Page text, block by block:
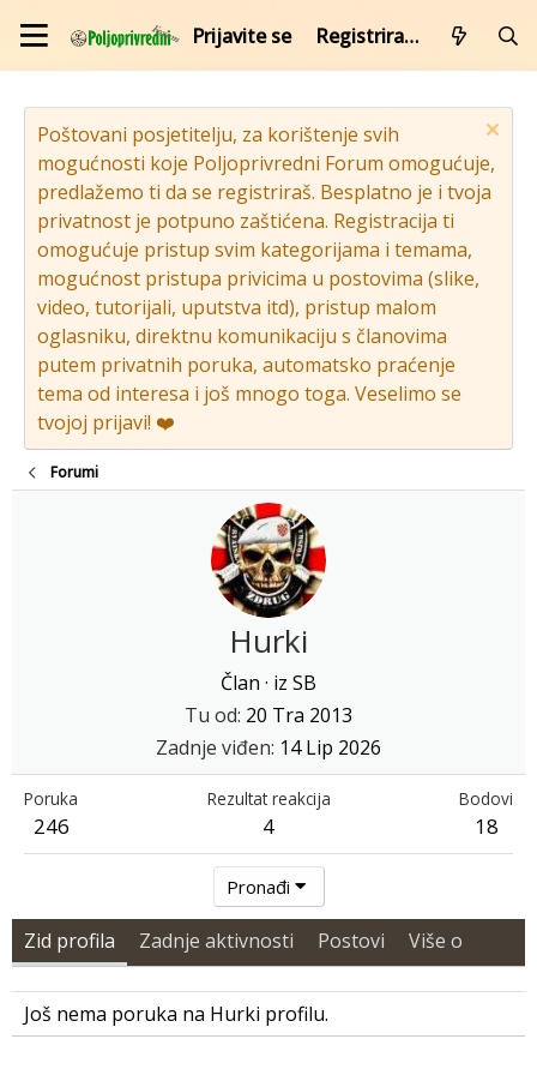
Prijavite se Registrirajte se
Poštovani posjetitelju, za korištenje svih
mogućnosti koje Poljoprivredni Forum omogućuje,
predlažemo ti da se registriraš. Besplatno je i tvoja
privatnost je potpuno zaštićena. Registracija ti
omogućuje pristup svim kategorijama i temama,
mogućnost pristupa privicima u postovima (slike,
video, tutorijali, uputstva itd), pristup malom
oglasniku, direktnu komunikaciju s članovima
putem privatnih poruka, automatsko praćenje
tema od interesa i još mnogo toga. Veselimo se
tvojoj prijavi! ❤️
Forumi
Hurki
Član · iz SB
Tu od 20 Tra 2013
Zadnje viđen 14 Lip 2026
Poruka
246
Rezultat reakcija
4
Bodovi
18
Pronađi
Zid profila Zadnje aktivnosti Postovi Više o
Još nema poruka na Hurki profilu.